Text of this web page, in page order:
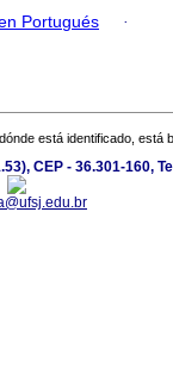
Portugués
·
está identificado, está
CEP - 36.301-160,